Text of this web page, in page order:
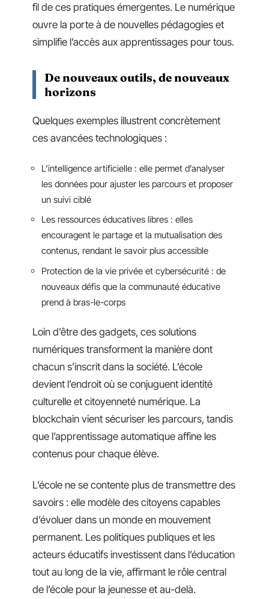
fil de ces pratiques émergentes. Le numérique
ouvre la porte à de nouvelles pédagogies et
simplifie l’accès aux apprentissages pour tous.
De nouveaux outils, de nouveaux
horizons
Quelques exemples illustrent concrètement
ces avancées technologiques :
L’intelligence artificielle : elle permet d’analyser
les données pour ajuster les parcours et proposer
un suivi ciblé
Les ressources éducatives libres : elles
encouragent le partage et la mutualisation des
contenus, rendant le savoir plus accessible
Protection de la vie privée et cybersécurité : de
nouveaux défis que la communauté éducative
prend à bras-le-corps
Loin d’être des gadgets, ces solutions
numériques transforment la manière dont
chacun s’inscrit dans la société. L’école
devient l’endroit où se conjuguent identité
culturelle et citoyenneté numérique. La
blockchain vient sécuriser les parcours, tandis
que l’apprentissage automatique affine les
contenus pour chaque élève.
L’école ne se contente plus de transmettre des
savoirs : elle modèle des citoyens capables
d’évoluer dans un monde en mouvement
permanent. Les politiques publiques et les
acteurs éducatifs investissent dans l’éducation
tout au long de la vie, affirmant le rôle central
de l’école pour la jeunesse et au-delà.